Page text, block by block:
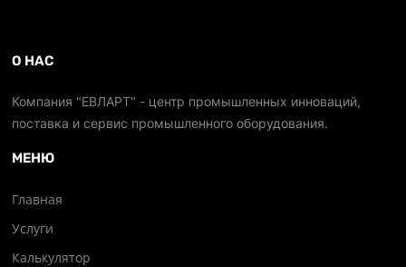
О НАС
Компания "ЕВЛАРТ" - центр промышленных инноваций,
поставка и сервис промышленного оборудования.
МЕНЮ
Главная
Услуги
Калькулятор